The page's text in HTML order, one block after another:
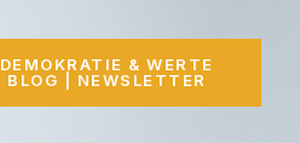
DEMOKRATIE & WERTE
BLOG | NEWSLETTER